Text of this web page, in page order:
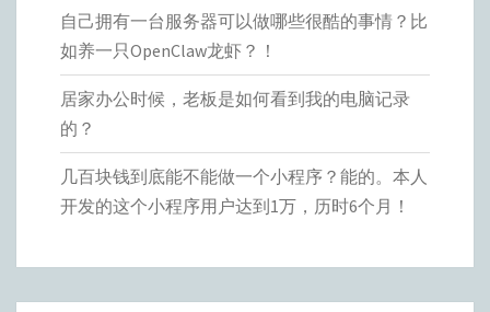
自己拥有一台服务器可以做哪些很酷的事情？比
如养一只OpenClaw龙虾？！
居家办公时候，老板是如何看到我的电脑记录
的？
几百块钱到底能不能做一个小程序？能的。本人
开发的这个小程序用户达到1万，历时6个月！